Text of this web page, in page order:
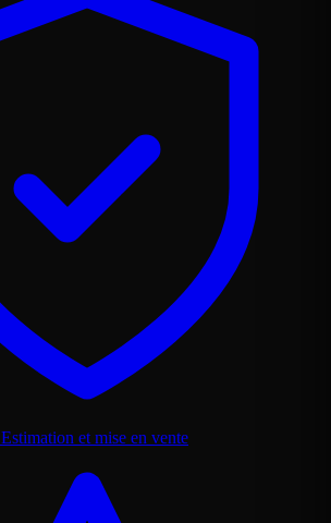
Estimation et mise en vente